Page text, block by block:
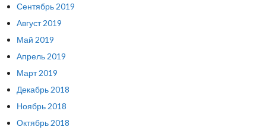
Сентябрь 2019
Август 2019
Май 2019
Апрель 2019
Март 2019
Декабрь 2018
Ноябрь 2018
Октябрь 2018